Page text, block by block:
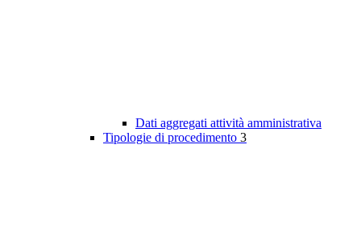
Dati aggregati attività amministrativa
Tipologie di procedimento 3